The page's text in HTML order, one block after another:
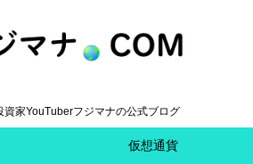
資家YouTuberフジマナの公式ブログ
仮想通貨